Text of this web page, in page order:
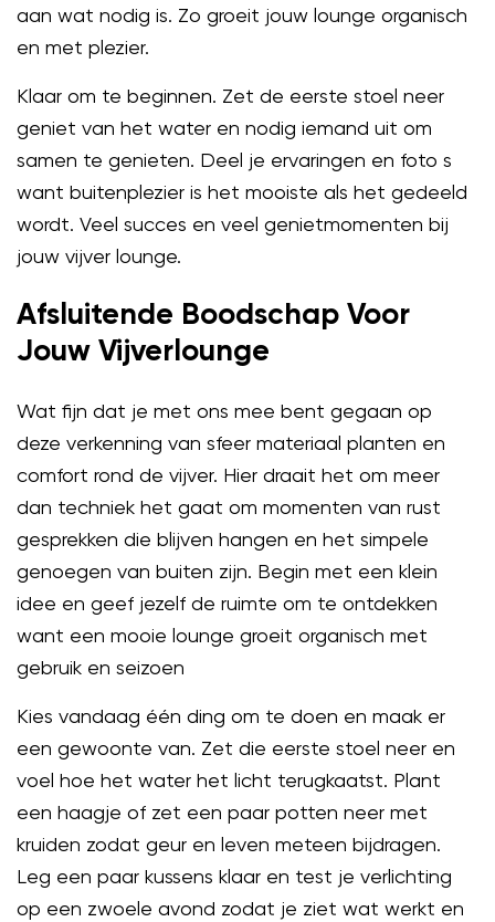
aan wat nodig is. Zo groeit jouw lounge organisch
en met plezier.
Klaar om te beginnen. Zet de eerste stoel neer
geniet van het water en nodig iemand uit om
samen te genieten. Deel je ervaringen en foto s
want buitenplezier is het mooiste als het gedeeld
wordt. Veel succes en veel genietmomenten bij
jouw vijver lounge.
Afsluitende Boodschap Voor
Jouw Vijverlounge
Wat fijn dat je met ons mee bent gegaan op
deze verkenning van sfeer materiaal planten en
comfort rond de vijver. Hier draait het om meer
dan techniek het gaat om momenten van rust
gesprekken die blijven hangen en het simpele
genoegen van buiten zijn. Begin met een klein
idee en geef jezelf de ruimte om te ontdekken
want een mooie lounge groeit organisch met
gebruik en seizoen
Kies vandaag één ding om te doen en maak er
een gewoonte van. Zet die eerste stoel neer en
voel hoe het water het licht terugkaatst. Plant
een haagje of zet een paar potten neer met
kruiden zodat geur en leven meteen bijdragen.
Leg een paar kussens klaar en test je verlichting
op een zwoele avond zodat je ziet wat werkt en